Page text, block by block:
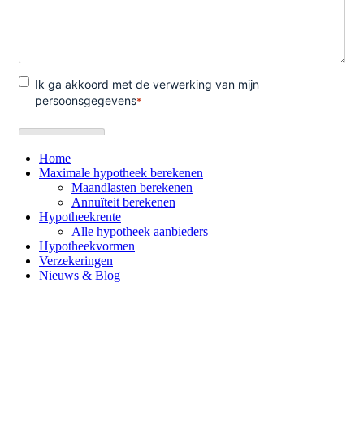
Home
Maximale hypotheek berekenen
Maandlasten berekenen
Annuïteit berekenen
Hypotheekrente
Alle hypotheek aanbieders
Hypotheekvormen
Verzekeringen
Nieuws & Blog